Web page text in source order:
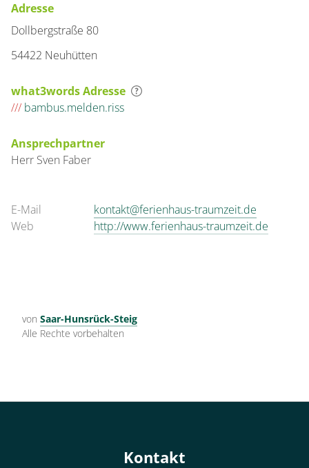
Adresse
Dollbergstraße 80
54422 Neuhütten
what3words Adresse
/// bambus.melden.riss
Ansprechpartner
Herr Sven Faber
E-Mail
kontakt@ferienhaus-traumzeit.de
Web
http://www.ferienhaus-traumzeit.de
von Saar-Hunsrück-Steig
Alle Rechte vorbehalten
Kontakt